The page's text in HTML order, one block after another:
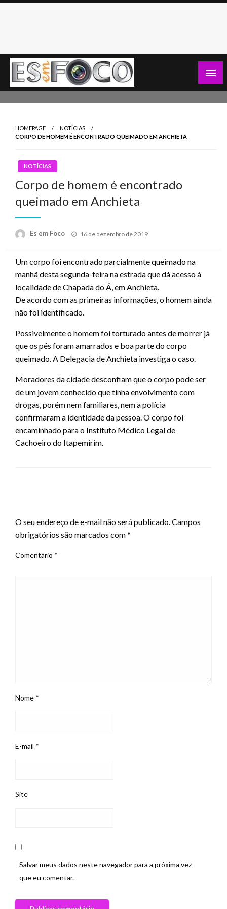
Skip
HOMEPAGE
NOTÍCIAS
CORPO DE HOMEM É ENCONTRADO QUEIMADO EM ANCHIETA
NOTÍCIAS
Corpo de homem é encontrado
queimado em Anchieta
Es em Foco
Posted
16 de dezembro de 2019
Um corpo foi encontrado parcialmente queimado na
manhã desta segunda-feira na estrada que dá acesso à
localidade de Chapada do Á, em Anchieta.
De acordo com as primeiras informações, o homem ainda
não foi identificado.
Possivelmente o homem foi torturado antes de morrer já
que os pés foram amarrados e boa parte do corpo
queimado. A Delegacia de Anchieta investiga o caso.
Moradores da cidade desconfiam que o corpo pode ser
de um jovem conhecido que tinha envolvimento com
drogas, porém nem familiares, nem a polícia
confirmaram a identidade da pessoa. O corpo foi
encaminhado para o Instituto Médico Legal de
Cachoeiro do Itapemirim.
O seu endereço de e-mail não será publicado.Campos
obrigatórios são marcados com*
Comentário *
Nome *
E-mail *
Site
Salvar meus dados neste navegador para a próxima vez
que eu comentar.